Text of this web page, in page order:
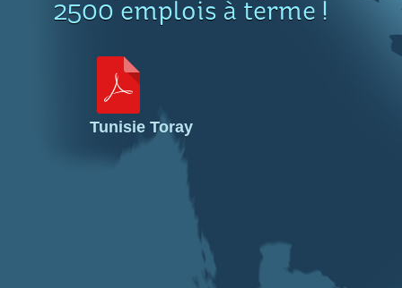
2500 emplois à terme !
Tunisie Toray